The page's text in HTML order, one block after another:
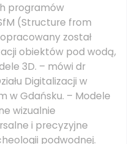
programów
(Structure from
został
obiektów pod wodą,
3D. – mówi dr
Digitalizacji w
w Gdańsku. – Modele
wizualnie
i precyzyjne
podwodnej.